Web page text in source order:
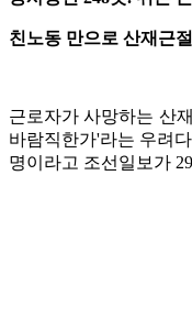
친노동 만으로 산재근
근로자가 사망하는 산
바람직한가'라는 우려
명이라고 조선일보가